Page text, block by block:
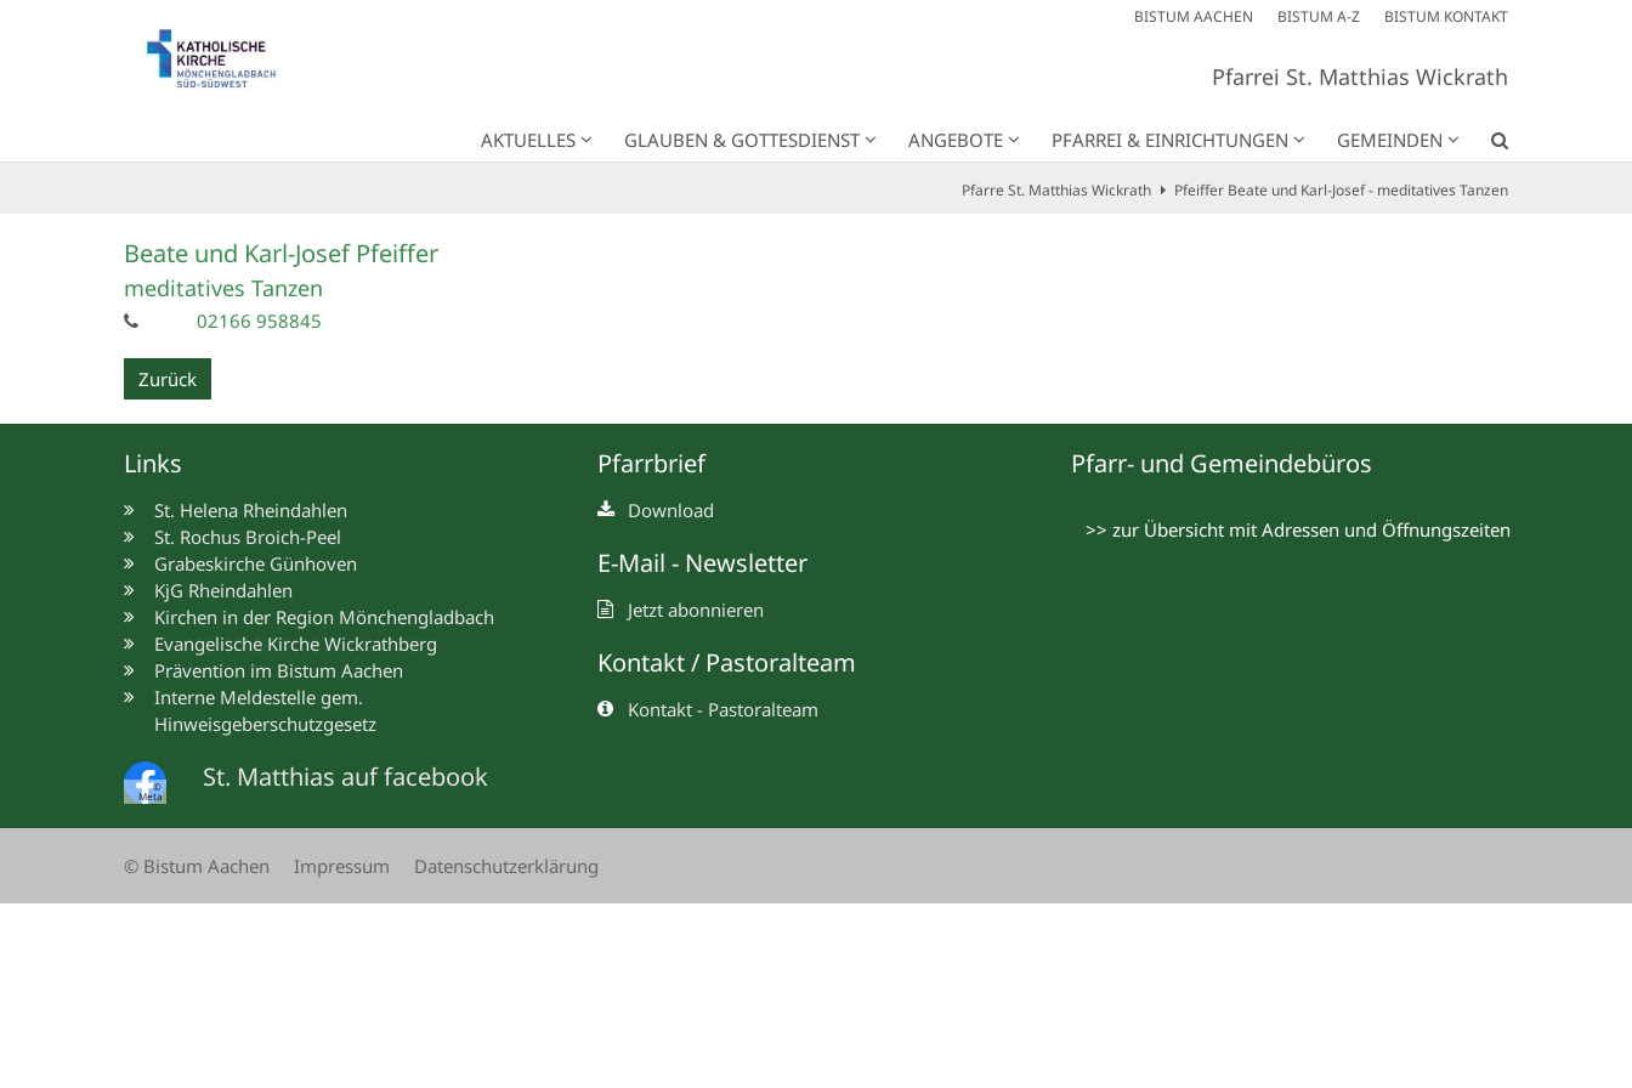
BISTUM AACHEN BISTUM A-Z BISTUM KONTAKT
Pfarrei St. Matthias Wickrath
AKTUELLES GLAUBEN & GOTTESDIENST ANGEBOTE PFARREI & EINRICHTUNGEN GEMEINDEN
Pfarre St. Matthias Wickrath Pfeiffer Beate und Karl-Josef - meditatives Tanzen
Beate und Karl-JosefPfeiffer
meditatives Tanzen
02166 958845
Zurück
Links
St. Helena Rheindahlen
St. Rochus Broich-Peel
Grabeskirche Günhoven
KjG Rheindahlen
Kirchen in der Region Mönchengladbach
Evangelische Kirche Wickrathberg
Prävention im Bistum Aachen
Interne Meldestelle gem.
Hinweisgeberschutzgesetz
©
Meta
St. Matthias auf facebook
Pfarrbrief
Download
E-Mail - Newsletter
Jetzt abonnieren
Kontakt / Pastoralteam
Kontakt - Pastoralteam
Pfarr- und Gemeindebüros
>> zur Übersicht mit Adressen und Öffnungszeiten
© Bistum Aachen Impressum Datenschutzerklärung